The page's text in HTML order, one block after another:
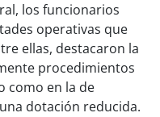
los funcionarios
operativas que
ellas, destacaron la
procedimientos
como en la de
dotación reducida.